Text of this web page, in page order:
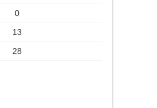
0
13
28